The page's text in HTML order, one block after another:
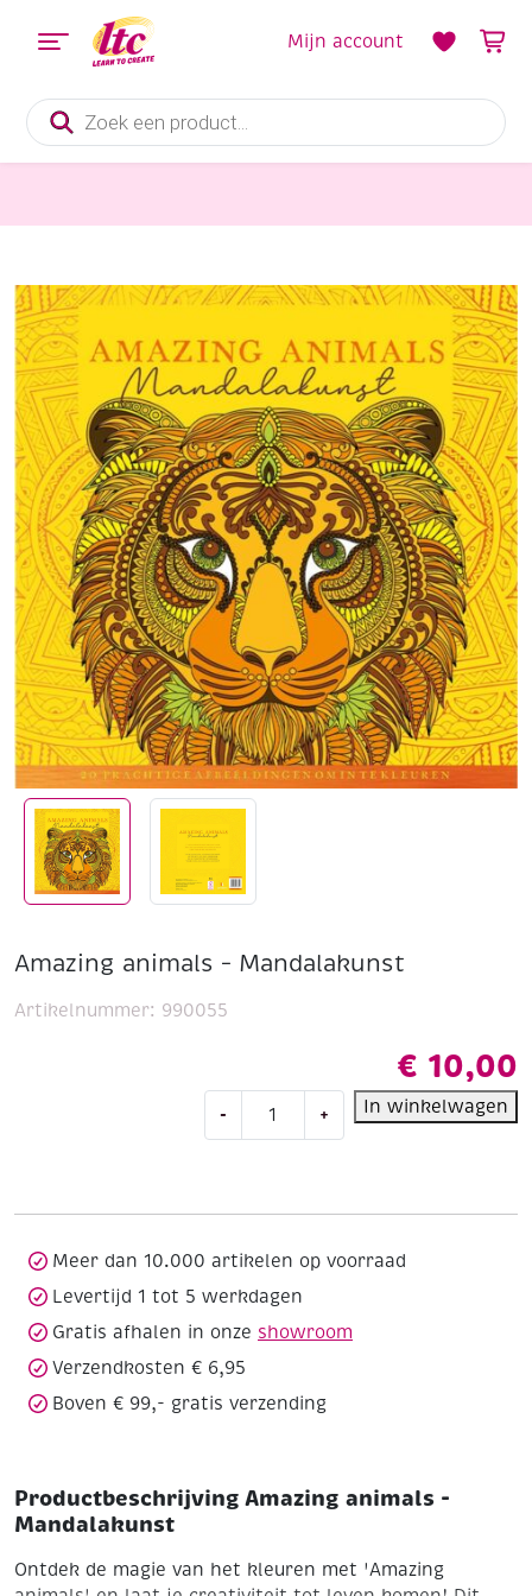
Producten
zoeken
Mijn account
Amazing animals – Mandalakunst
€ 10,00
- + In winkelwagen
Artikelnummer: 990055
Meer dan 10.000 artikelen op voorraad
Levertijd 1 tot 5 werkdagen
Gratis afhalen in onze showroom
Verzendkosten € 6,95
Boven € 99,- gratis verzending
Productbeschrijving Amazing animals -
Mandalakunst
Ontdek de magie van het kleuren met 'Amazing